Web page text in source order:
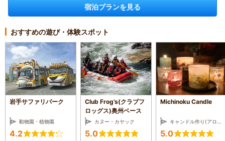
宿泊プランを見る
おすすめの遊び・体験スポット
岩手サファリパーク
動物園・植物園
4.2
Club Frog’s(クラブフ
ロッグス)奥州ベース
カヌー・カヤック
5.0
Michinoku Candle
5.0